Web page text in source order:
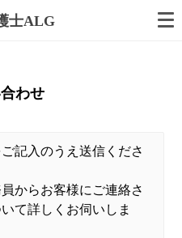
士ALG
わせ
記入のうえ送信くださ
からお客様にご連絡さ
て詳しくお伺いしま